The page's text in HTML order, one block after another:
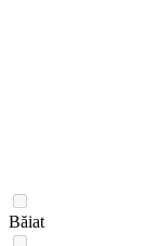
Băiat